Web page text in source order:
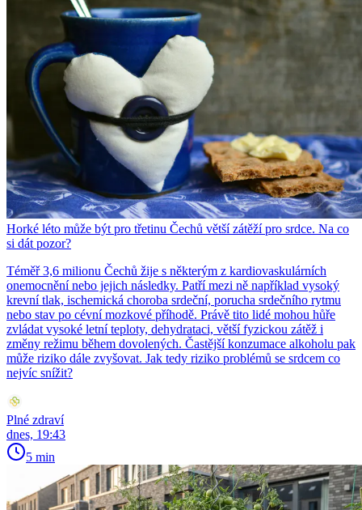
Horké léto může být pro třetinu Čechů větší zátěží pro srdce. Na co
si dát pozor?
Téměř 3,6 milionu Čechů žije s některým z kardiovaskulárních
onemocnění nebo jejich následky. Patří mezi ně například vysoký
krevní tlak, ischemická choroba srdeční, porucha srdečního rytmu
nebo stav po cévní mozkové příhodě. Právě tito lidé mohou hůře
zvládat vysoké letní teploty, dehydrataci, větší fyzickou zátěž i
změny režimu během dovolených. Častější konzumace alkoholu pak
může riziko dále zvyšovat. Jak tedy riziko problémů se srdcem co
nejvíc snížit?
Plné zdraví
dnes, 19:43
5 min